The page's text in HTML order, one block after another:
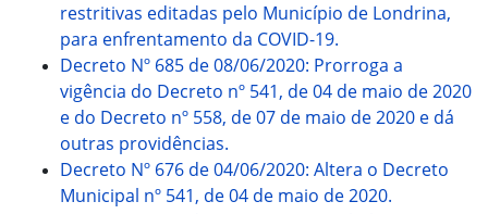
restritivas editadas pelo Município de Londrina,
para enfrentamento da COVID-19.
Decreto Nº 685 de 08/06/2020: Prorroga a
vigência do Decreto nº 541, de 04 de maio de 2020
e do Decreto nº 558, de 07 de maio de 2020 e dá
outras providências.
Decreto Nº 676 de 04/06/2020: Altera o Decreto
Municipal nº 541, de 04 de maio de 2020.